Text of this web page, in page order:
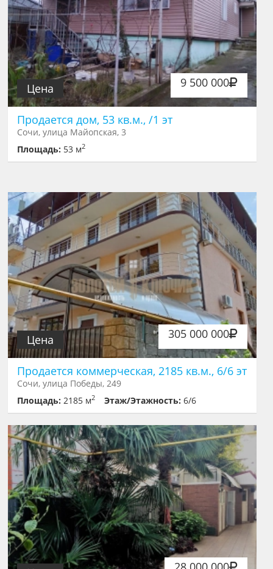
9 500 000
Цена
Продается дом, 53 кв.м., /1 эт
Сочи, улица Майопская, 3
Площадь: 53 м2
305 000 000
Цена
Продается коммерческая, 2185 кв.м., 6/6 эт
Сочи, улица Победы, 249
Площадь: 2185 м2 Этаж/Этажность:6/6